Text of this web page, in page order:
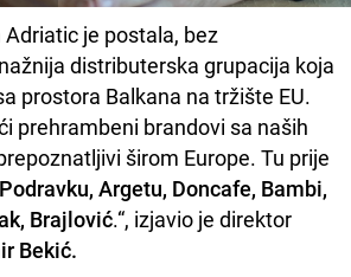
Adriatic je postala, bez
distributerska grupacija koja
prostora Balkana na tržište EU.
prehrambeni brandovi sa naših
širom Europe. Tu prije
Podravku, Argetu, Doncafe, Bambi,
Brajlović.“, izjavio je direktor
Bekić.